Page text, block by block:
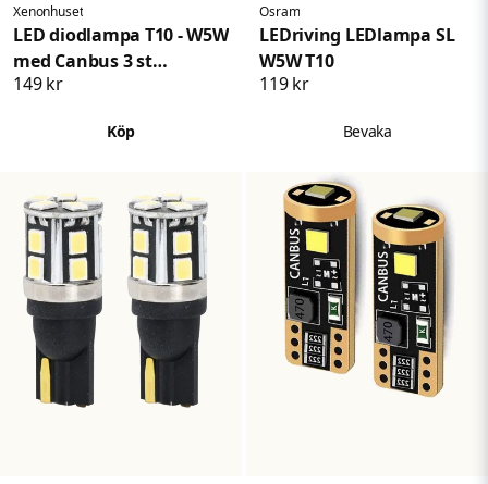
Xenonhuset
LED diodlampa T10 - W5W
med Canbus 3 st
Samsung dioder
149 kr
Köp
Osram
LEDriving LEDlampa SL
W5W T10
119 kr
Bevaka